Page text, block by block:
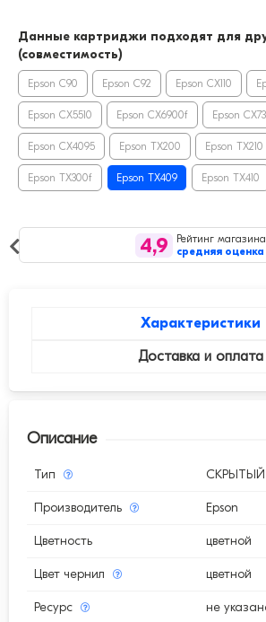
Данные картриджи подходят для
(совместимость)
Epson C90 Epson C92 Epson CX110
Epson CX5510 Epson CX6900f Epson
Epson CХ4095 Epson TX200 Epson TX210
Epson TX300f Epson TX409 Epson TX410
4,9
Рейтинг магазина
средняя оценка
Характеристики
Доставка и оплата
Описание
Тип СКРЫТЫЙ
Производитель Epson
Цветность цветной
Цвет чернил цветной
Ресурс не